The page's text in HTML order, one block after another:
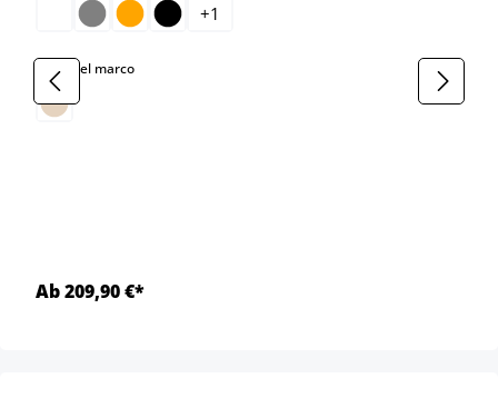
+1
Color del marcoselect
Ab 209,90 €*